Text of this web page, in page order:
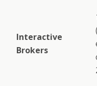
Interactive
Brokers